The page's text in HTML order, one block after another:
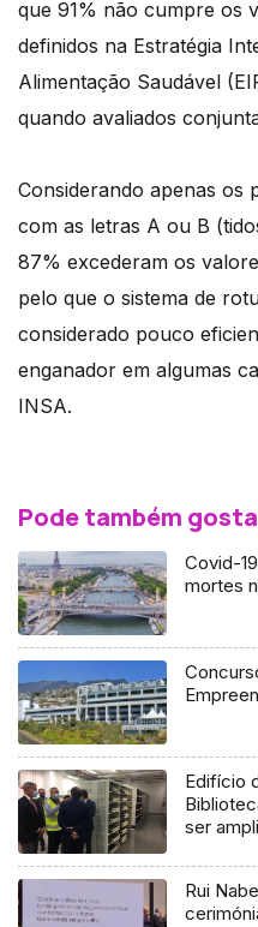
que 91% não cumpre os
definidos na Estratégia
Alimentação Saudável
quando avaliados
Considerando apenas
com as letras A ou B
87% excederam os
pelo que o sistema de
considerado pouco
enganador em algumas
INSA.
Pode também
Covid-
mortes
Edifício
ser
Rui